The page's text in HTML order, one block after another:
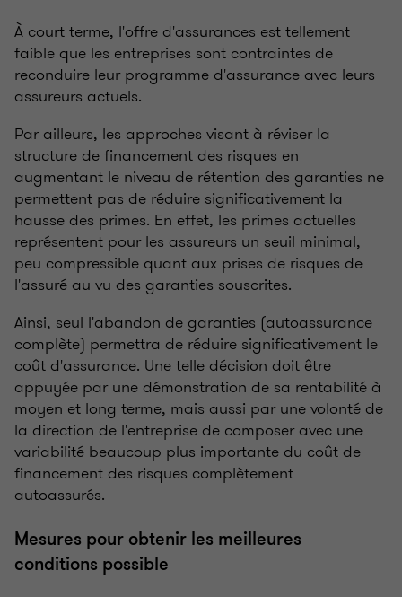
À court terme, l'offre d'assurances est tellement
faible que les entreprises sont contraintes de
reconduire leur programme d'assurance avec leurs
assureurs actuels.
Par ailleurs, les approches visant à réviser la
structure de financement des risques en
augmentant le niveau de rétention des garanties ne
permettent pas de réduire significativement la
hausse des primes. En effet, les primes actuelles
représentent pour les assureurs un seuil minimal,
peu compressible quant aux prises de risques de
l'assuré au vu des garanties souscrites.
Ainsi, seul l'abandon de garanties (autoassurance
complète) permettra de réduire significativement le
coût d'assurance. Une telle décision doit être
appuyée par une démonstration de sa rentabilité à
moyen et long terme, mais aussi par une volonté de
la direction de l'entreprise de composer avec une
variabilité beaucoup plus importante du coût de
financement des risques complètement
autoassurés.
Mesures pour obtenir les meilleures
conditions possible